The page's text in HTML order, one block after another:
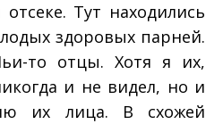
Тут находились
здоровых парней.
то отцы. Хотя я их,
и не видел, но и
их лица. В схожей